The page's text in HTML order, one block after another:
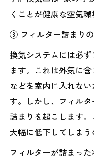
くことが健康な空気環
③ フィルター詰まり
換気システムには必
ます。これは外気に
などを室内に入れな
す。しかし、フィル
詰まりを起こします
大幅に低下してしまう
フィルターが詰まっ